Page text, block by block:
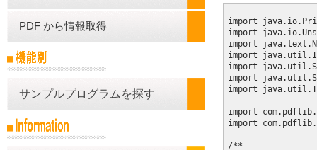
PDF から情報取得
サンプルプログラムを探す